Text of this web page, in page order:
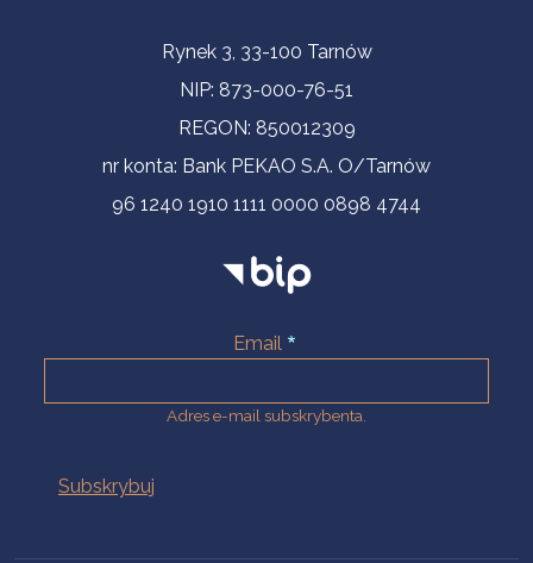
Informacje kontaktoweRynek 3, 33-100 Tarnów
NIP: 873-000-76-51
REGON: 850012309
nr konta: Bank PEKAO S.A. O/Tarnów
96 1240 1910 1111 0000 0898 4744
Email
Adres e-mail subskrybenta.